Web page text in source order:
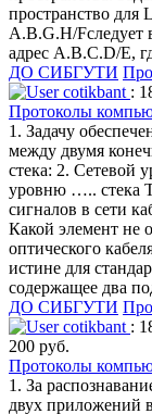
пространство для
A.B.G.H/Fследует
адрес A.B.C.D/Е,
ДО СИБГУТИ
cotikbant :
Протоколы
1. Задачу
между двумя
стека: 2. Сетевой
уровню ….. стека
сигналов в сети
Какой элемент не
оптического
истине для
содержащее два
ДО СИБГУТИ
cotikbant :
200 руб.
Протоколы
1. За
двух приложений